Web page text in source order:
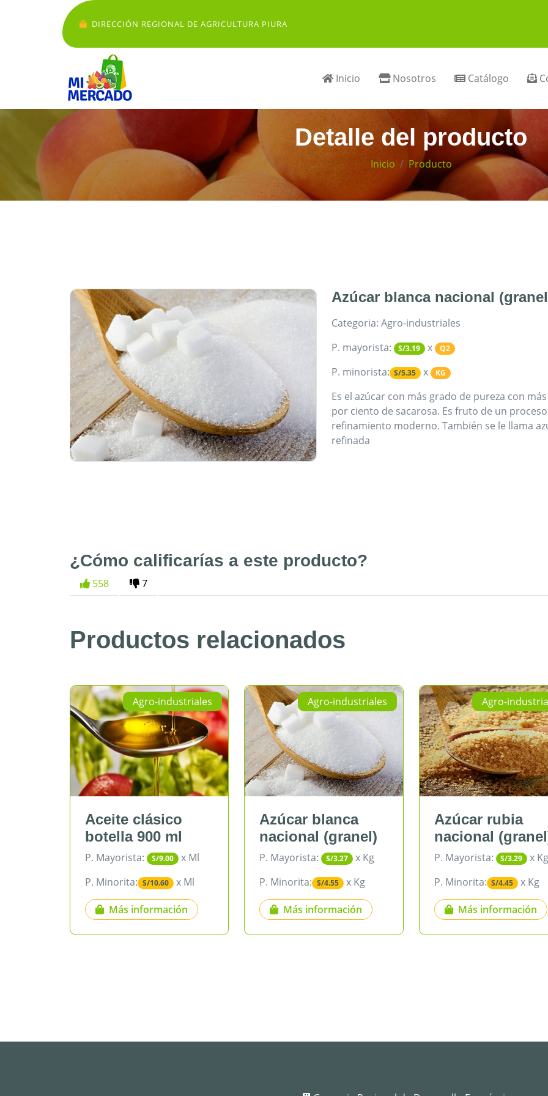
DIRECCIÓN REGIONAL DE AGRICULTURA PIURA
Inicio Nosotros Catálogo
Detalle del producto
Inicio Producto
Azúcar blanca nacional
Categoria: Agro-industriales
P. mayorista:
S/3.19 x Q2
P. minorista: S/5.35 x KG
Es el azúcar con más grado de pureza​ con
por ciento de sacarosa. Es fruto de un
refinamiento moderno. También se le llama
refinada
¿Cómo calificarías a este producto?
558 7
Productos relacionados
Agro-industriales
Aceite clásico
botella 900 ml
P. Mayorista: S/9.00 x Ml
S/10.60 x Ml
Más información
Agro-industriales
Azúcar blanca
nacional (granel)
P. Mayorista: S/3.27 x Kg
S/4.55 x Kg
Más información
Agro-industriales
Azúcar rubia
nacional (granel)
P. Mayorista: S/3.29 x Kg
S/4.45 x Kg
Más información